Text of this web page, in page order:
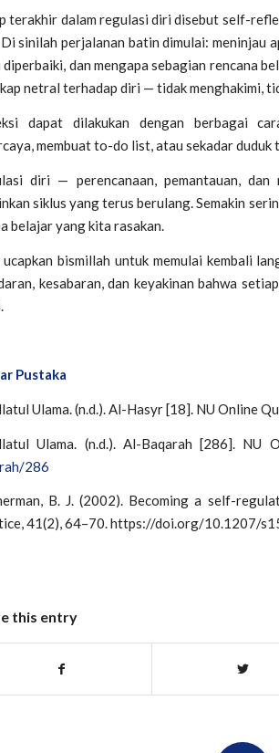
terakhir dalam regulasi diri disebut self-
sinilah perjalanan batin dimulai: meninjau
diperbaiki, dan mengapa sebagian rencana
netral terhadap diri — tidak menghakimi,
dapat dilakukan dengan berbagai
membuatto-do list, atau sekadar
diri — perencanaan, pemantauan,
siklus yang terus berulang. Semakin
belajar yang kita rasakan.
bismillah untuk memulai kembali
kesabaran, dan keyakinan bahwa
Pustaka
Ulama. (n.d.).Al-Hasyr [18]. NU Online
Ulama. (n.d.). Al-Baqarah [286] . NU
286
B. J. (2002). Becoming a self-
,41(2), 64–70. https://doi.org/10.1207/
this entry